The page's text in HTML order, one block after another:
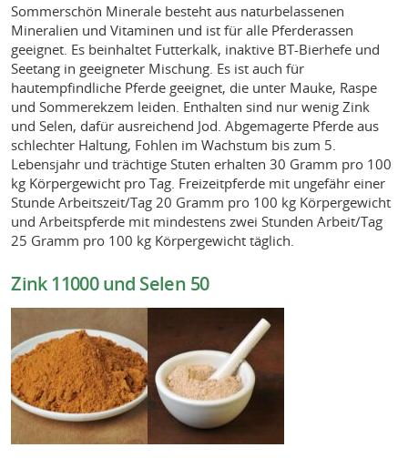
Sommerschön Minerale besteht aus naturbelassenen
Mineralien und Vitaminen und ist für alle Pferderassen
geeignet. Es beinhaltet Futterkalk, inaktive BT-Bierhefe und
Seetang in geeigneter Mischung. Es ist auch für
hautempfindliche Pferde geeignet, die unter Mauke, Raspe
und Sommerekzem leiden. Enthalten sind nur wenig Zink
und Selen, dafür ausreichend Jod. Abgemagerte Pferde aus
schlechter Haltung, Fohlen im Wachstum bis zum 5.
Lebensjahr und trächtige Stuten erhalten 30 Gramm pro 100
kg Körpergewicht pro Tag. Freizeitpferde mit ungefähr einer
Stunde Arbeitszeit/Tag 20 Gramm pro 100 kg Körpergewicht
und Arbeitspferde mit mindestens zwei Stunden Arbeit/Tag
25 Gramm pro 100 kg Körpergewicht täglich.
Zink 11000 und Selen 50